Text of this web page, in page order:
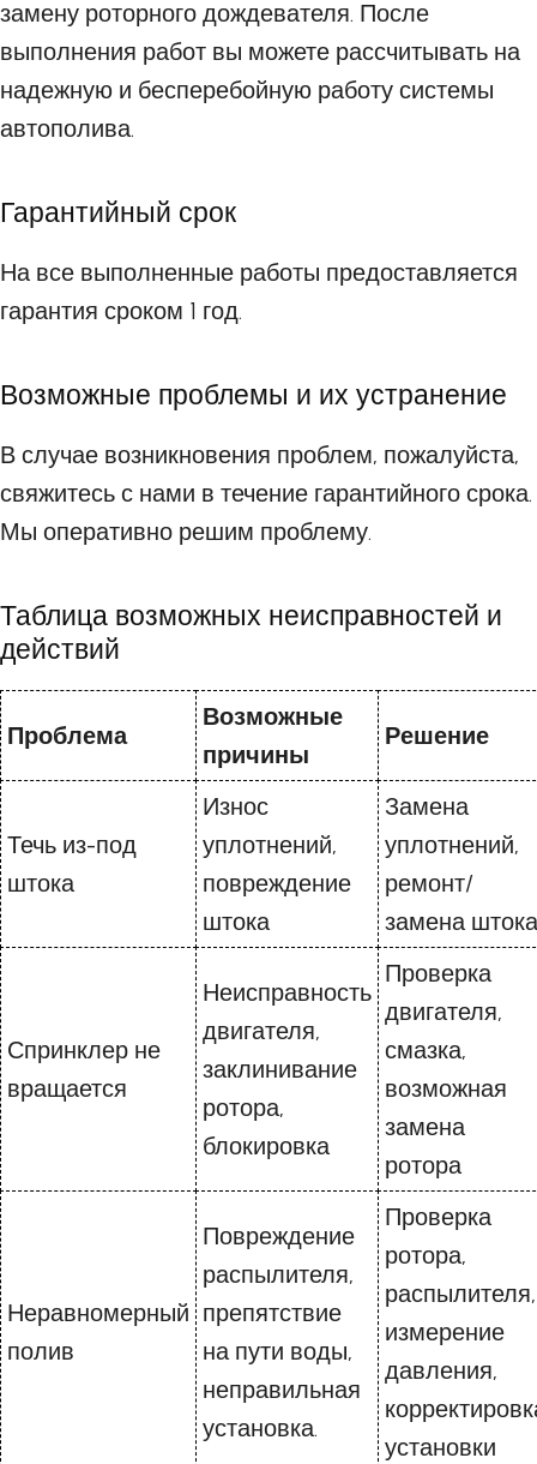
замену роторного дождевателя. После
выполнения работ вы можете рассчитывать на
надежную и бесперебойную работу системы
автополива.
Гарантийный срок
На все выполненные работы предоставляется
гарантия сроком 1 год.
Возможные проблемы и их устранение
В случае возникновения проблем, пожалуйста,
свяжитесь с нами в течение гарантийного срока.
Мы оперативно решим проблему.
Таблица возможных неисправностей и
действий
Проблема
Возможные
причины
Решение
Течь из-под
штока
Износ
уплотнений,
повреждение
штока
Замена
уплотнений,
ремонт/
замена штока
Спринклер не
вращается
Неисправность
двигателя,
заклинивание
ротора,
блокировка
Проверка
двигателя,
смазка,
возможная
замена
ротора
Неравномерный
полив
Повреждение
распылителя,
препятствие
на пути воды,
неправильная
установка.
Проверка
ротора,
распылителя,
измерение
давления,
установки